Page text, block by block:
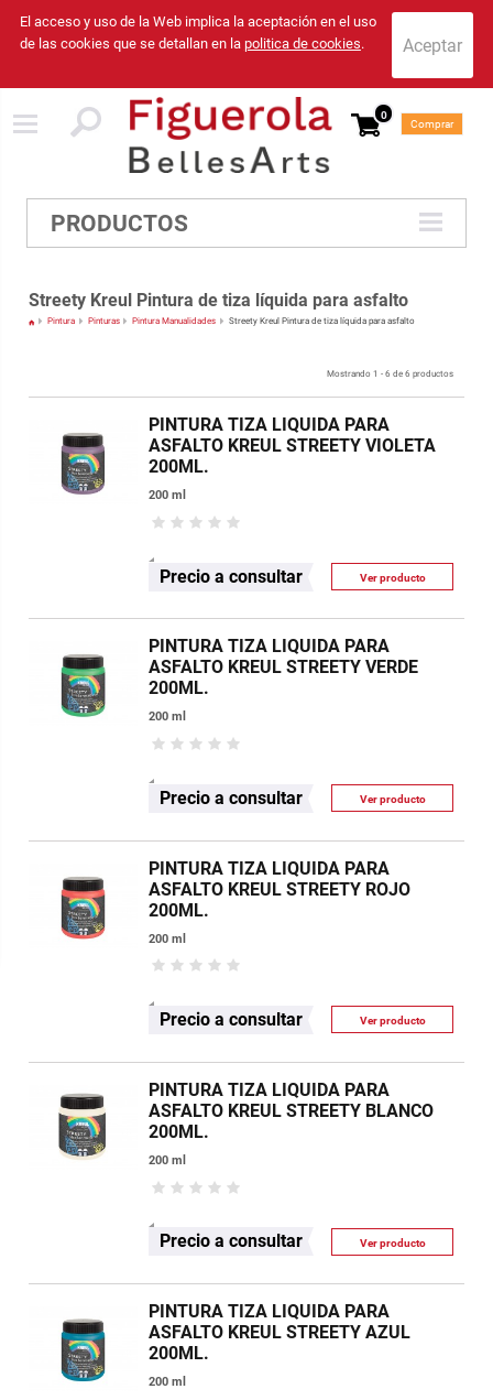
El acceso y uso de la Web implica la aceptación en el uso
de las cookies que se detallan en la politica de cookies.
0
Comprar
PRODUCTOS
Streety Kreul Pintura de tiza líquida para asfalto
Pintura Pinturas Pintura Manualidades Streety Kreul Pintura de tiza líquida para asfalto
Mostrando 1 - 6 de 6 productos
PINTURA TIZA LIQUIDA PARA
ASFALTO KREUL STREETY VIOLETA
200ML.
200 ml
Precio a consultar Ver producto
PINTURA TIZA LIQUIDA PARA
ASFALTO KREUL STREETY VERDE
200ML.
200 ml
Precio a consultar Ver producto
PINTURA TIZA LIQUIDA PARA
ASFALTO KREUL STREETY ROJO
200ML.
200 ml
Precio a consultar Ver producto
PINTURA TIZA LIQUIDA PARA
ASFALTO KREUL STREETY BLANCO
200ML.
200 ml
Precio a consultar Ver producto
PINTURA TIZA LIQUIDA PARA
ASFALTO KREUL STREETY AZUL
200ML.
200 ml